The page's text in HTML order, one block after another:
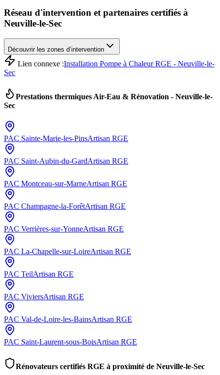
Réseau d'intervention et partenaires certifiés à
Neuville-le-Sec
Découvrir les zones d’intervention
Lien connexe :Installation Pompe à Chaleur RGE - Neuville-le-
Sec
Prestations thermiques Air-Eau & Rénovation - Neuville-le-
Sec
PAC Sainte-Marie-les-PinsArtisan RGE
PAC Saint-Aubin-du-GardArtisan RGE
PAC Montceau-sur-MarneArtisan RGE
PAC Champagne-la-ForêtArtisan RGE
PAC Verrières-sur-YonneArtisan RGE
PAC La-Chapelle-sur-LoireArtisan RGE
PAC TeilArtisan RGE
PAC ViviersArtisan RGE
PAC Val-de-Loire-les-BainsArtisan RGE
PAC Saint-Laurent-sous-BoisArtisan RGE
Rénovateurs certifiés RGE à proximité de Neuville-le-Sec